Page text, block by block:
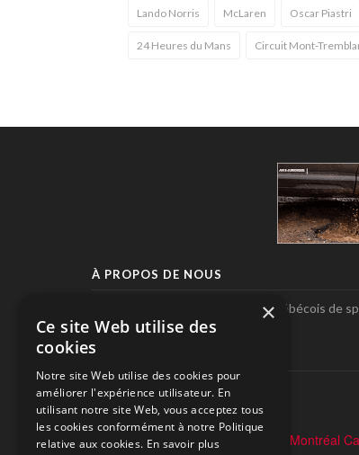
Lando Norris McLaren Oscar Piastri
24 Heures du Mans Circuit Mont-
À PROPOS DE NOUS
Pole-Position, le seul magazine québécois de
automobile.
SUIVEZ-NOUS
×
Ce site Web utilise des
cookies
Notre site Web utilise des cookies pour
améliorer l'expérience utilisateur. En
utilisant notre site Web, vous acceptez tous
les cookies conformément à notre Politique
relative aux cookies. En savoir plus